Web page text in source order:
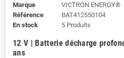
Marque
VICTRON ENERGY®
Référence
BAT412550104
En stock
5 Produits
12 V | Batterie décharge
ans